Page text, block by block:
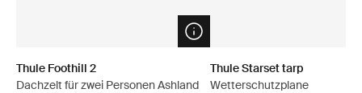
Open info modal
Thule Foothill 2
Dachzelt für zwei Personen Ashland
Thule Starset tarp
Wetterschutzplane